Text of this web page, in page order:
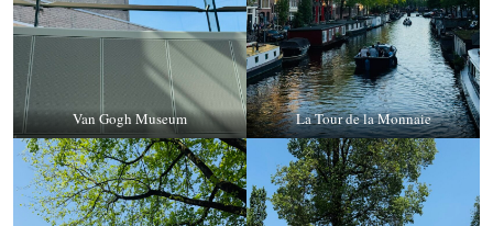
Van Gogh Museum La Tour de la Monnaie